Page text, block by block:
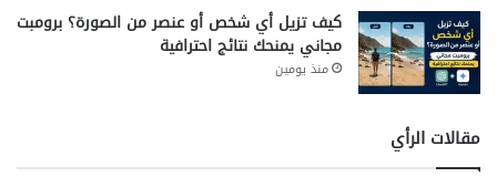
كيف تزيل أي شخص أو عنصر من الصورة؟ برومبت
مجاني يمنحك نتائج احترافية
منذ يومين
مقالات الرأي